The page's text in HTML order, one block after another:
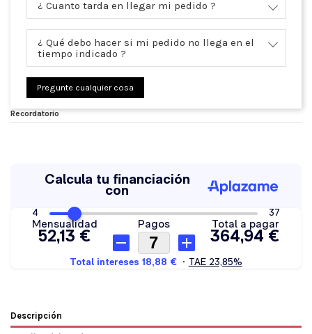
¿ Cuanto tarda en llegar mi pedido ?
¿ Qué debo hacer si mi pedido no llega en el
tiempo indicado ?
Pregunte cualquier cosa
Recordatorio
Descripción